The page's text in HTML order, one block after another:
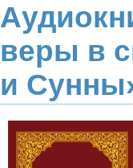
веры в
и